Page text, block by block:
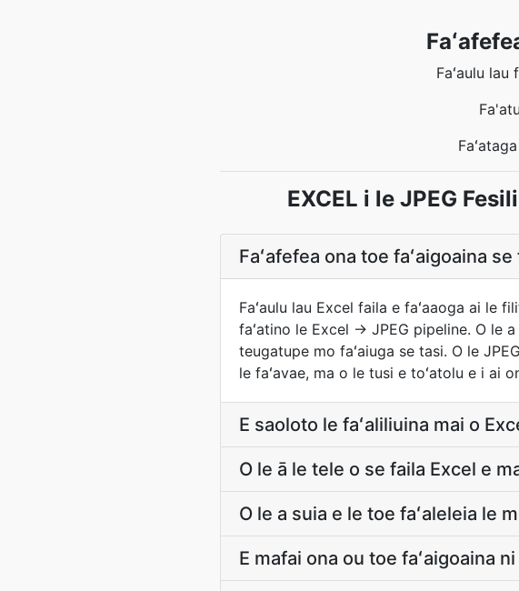
Faʻaulu
EXCEL i le JPEG
Faʻafefea ona toe faʻaigoaina
Faʻaulu lau Excel faila e faʻaaoga ai le
faʻatino le Excel → JPEG pipeline. O le a
teugatupe mo faʻaiuga se tasi. O le
le faʻavae, ma o le tusi e toʻatolu e i ai
E saoloto le faʻaliliuina mai o
O le ā le tele o se faila Excel e
O le a suia e le toe faʻaleleia le
E mafai ona ou toe faʻaigoaina